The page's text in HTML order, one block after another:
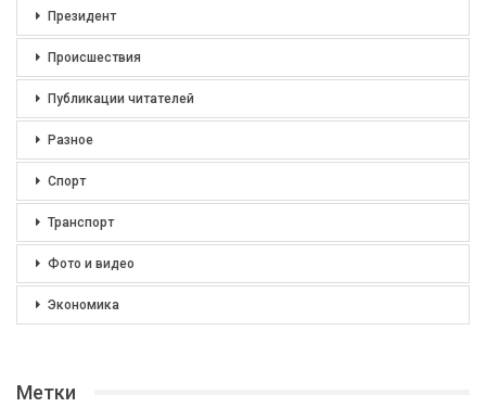
Президент
Происшествия
Публикации читателей
Разное
Спорт
Транспорт
Фото и видео
Экономика
Метки